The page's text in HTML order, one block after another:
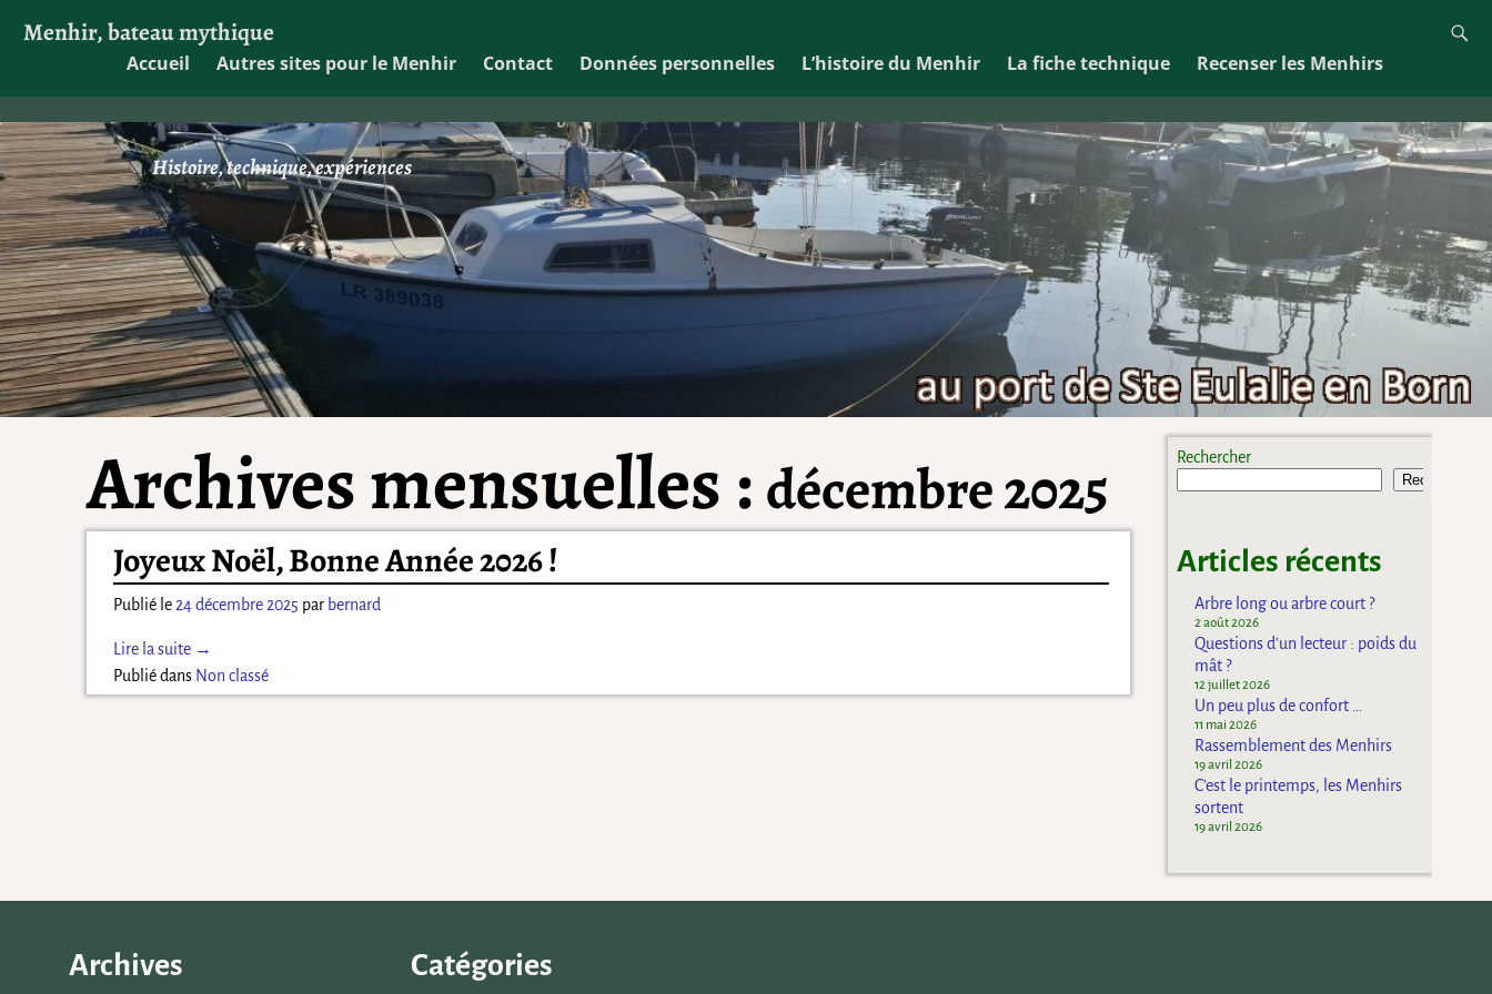
Menhir, bateau mythique
Accueil Autres sites pour le Menhir Contact Données personnelles L’histoire du Menhir La fiche technique Recenser les Menhirs
Histoire, technique, expériences
Archives mensuelles : décembre 2025
Joyeux Noël, Bonne Année 2026 !
Publié le 24 décembre 2025 par bernard
Lire la suite →
Publié dans Non classé
Rechercher
Rechercher
Articles récents
Arbre long ou arbre court ?
2 août 2026
Questions d’un lecteur : poids du
mât ?
12 juillet 2026
Un peu plus de confort …
11 mai 2026
Rassemblement des Menhirs
19 avril 2026
C’est le printemps, les Menhirs
sortent
19 avril 2026
Archives Catégories